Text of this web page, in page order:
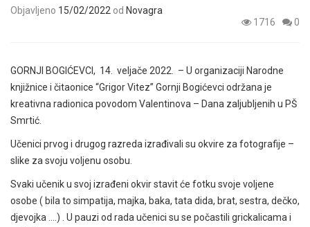
Objavljeno 15/02/2022 od Novagra
1716
0
GORNJI BOGIĆEVCI, 14. veljače 2022. – U organizaciji Narodne
knjižnice i čitaonice “Grigor Vitez” Gornji Bogićevci održana je
kreativna radionica povodom Valentinova – Dana zaljubljenih u PŠ
Smrtić.
Učenici prvog i drugog razreda izrađivali su okvire za fotografije –
slike za svoju voljenu osobu.
Svaki učenik u svoj izrađeni okvir stavit će fotku svoje voljene
osobe ( bila to simpatija, majka, baka, tata dida, brat, sestra, dečko,
djevojka ….) . U pauzi od rada učenici su se počastili grickalicama i